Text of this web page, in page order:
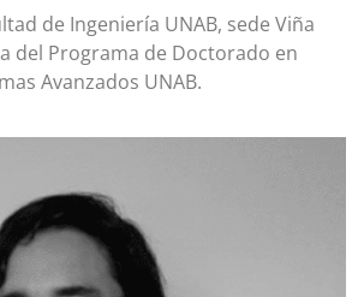
de Ingeniería UNAB, sede Viña
del Programa de Doctorado en
Avanzados UNAB.